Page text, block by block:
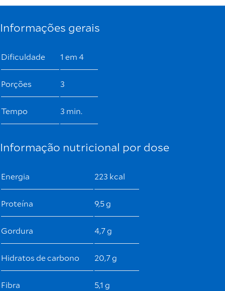
Informações gerais
Dificuldade 1 em 4
Porções 3
Tempo 3 min.
Informação nutricional por dose
Energia 223 kcal
Proteína 9,5 g
Gordura 4,7 g
Hidratos de carbono 20,7 g
Fibra 5,1 g